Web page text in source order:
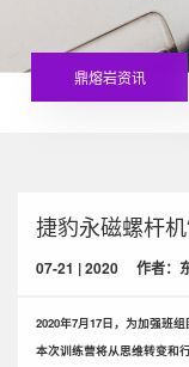
鼎熔岩资讯
捷豹永磁螺杆
07-21 | 2020 作者：
2020年7月17日，为加强班
本次训练营将从思维转变和